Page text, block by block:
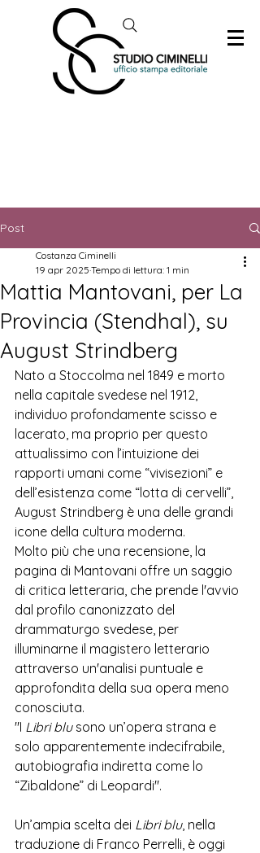
Post
Mattia Mantovani, per La
Provincia (Stendhal), su
August Strindberg
Costanza Ciminelli
19 apr 2025 Tempo di lettura: 1 min
Nato a Stoccolma nel 1849 e morto
nella capitale svedese nel 1912,
individuo profondamente scisso e
lacerato, ma proprio per questo
attualissimo con l’intuizione dei
rapporti umani come “vivisezioni” e
dell’esistenza come “lotta di cervelli”,
August Strindberg è una delle grandi
icone della cultura moderna.
Molto più che una recensione, la
pagina di Mantovani offre un saggio
di critica letteraria, che prende l'avvio
dal profilo canonizzato del
drammaturgo svedese, per
illuminarne il magistero letterario
attraverso un'analisi puntuale e
approfondita della sua opera meno
conosciuta.
"I Libri blu sono un’opera strana e
solo apparentemente indecifrabile,
autobiografia indiretta come lo
“Zibaldone” di Leopardi".
Un’ampia scelta dei Libri blu, nella
traduzione di Franco Perrelli, è oggi